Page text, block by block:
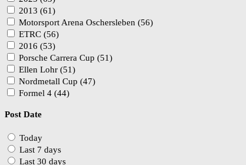
2013 (61)
Motorsport Arena Oschersleben (56)
ETRC (56)
2016 (53)
Porsche Carrera Cup (51)
Ellen Lohr (51)
Nordmetall Cup (47)
Formel 4 (44)
Post Date
Today
Last 7 days
Last 30 days